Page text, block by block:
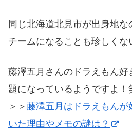
同じ北海道北見市が出身地
チームになることも珍しく
藤澤五月さんのドラえもん
題になっているようですよ！
＞＞藤澤五月はドラえもん
いた理由やメモの謎は？